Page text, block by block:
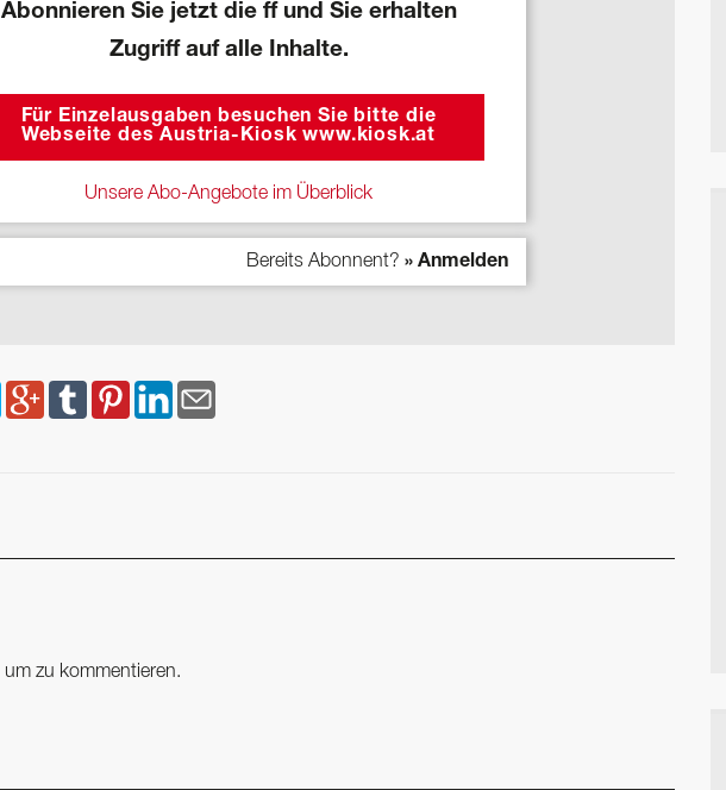
Abonnieren Sie jetzt die ff und Sie erhalten
Zugriff auf alle Inhalte.
Für Einzelausgaben besuchen Sie bitte die
Webseite des Austria-Kiosk www.kiosk.at
Unsere Abo-Angebote im Überblick
Bereits Abonnent? » Anmelden
um zu kommentieren.